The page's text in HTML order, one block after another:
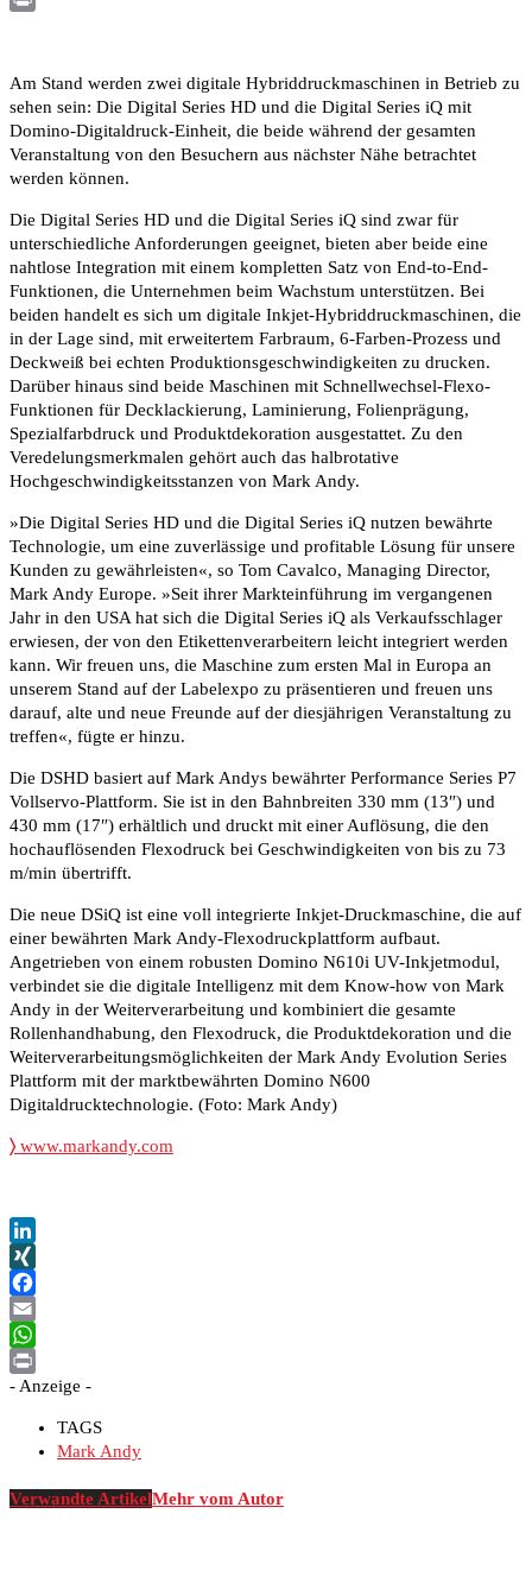
Am Stand werden zwei digitale Hybriddruckmaschinen in Betrieb zu
sehen sein: Die Digital Series HD und die Digital Series iQ mit
Domino-Digitaldruck-Einheit, die beide während der gesamten
Veranstaltung von den Besuchern aus nächster Nähe betrachtet
werden können.
Die Digital Series HD und die Digital Series iQ sind zwar für
unterschiedliche Anforderungen geeignet, bieten aber beide eine
nahtlose Integration mit einem kompletten Satz von End-to-End-
Funktionen, die Unternehmen beim Wachstum unterstützen. Bei
beiden handelt es sich um digitale Inkjet-Hybriddruckmaschinen, die
in der Lage sind, mit erweitertem Farbraum, 6-Farben-Prozess und
Deckweiß bei echten Produktionsgeschwindigkeiten zu drucken.
Darüber hinaus sind beide Maschinen mit Schnellwechsel-Flexo-
Funktionen für Decklackierung, Laminierung, Folienprägung,
Spezialfarbdruck und Produktdekoration ausgestattet. Zu den
Veredelungsmerkmalen gehört auch das halbrotative
Hochgeschwindigkeitsstanzen von Mark Andy.
»Die Digital Series HD und die Digital Series iQ nutzen bewährte
Technologie, um eine zuverlässige und profitable Lösung für unsere
Kunden zu gewährleisten«, so Tom Cavalco, Managing Director,
Mark Andy Europe. »Seit ihrer Markteinführung im vergangenen
Jahr in den USA hat sich die Digital Series iQ als Verkaufsschlager
erwiesen, der von den Etikettenverarbeitern leicht integriert werden
kann. Wir freuen uns, die Maschine zum ersten Mal in Europa an
unserem Stand auf der Labelexpo zu präsentieren und freuen uns
darauf, alte und neue Freunde auf der diesjährigen Veranstaltung zu
treffen«, fügte er hinzu.
Die DSHD basiert auf Mark Andys bewährter Performance Series P7
Vollservo-Plattform. Sie ist in den Bahnbreiten 330 mm (13″) und
430 mm (17″) erhältlich und druckt mit einer Auflösung, die den
hochauflösenden Flexodruck bei Geschwindigkeiten von bis zu 73
m/min übertrifft.
Die neue DSiQ ist eine voll integrierte Inkjet-Druckmaschine, die auf
einer bewährten Mark Andy-Flexodruckplattform aufbaut.
Angetrieben von einem robusten Domino N610i UV-Inkjetmodul,
verbindet sie die digitale Intelligenz mit dem Know-how von Mark
Andy in der Weiterverarbeitung und kombiniert die gesamte
Rollenhandhabung, den Flexodruck, die Produktdekoration und die
Weiterverarbeitungsmöglichkeiten der Mark Andy Evolution Series
Plattform mit der marktbewährten Domino N600
Digitaldrucktechnologie. (Foto: Mark Andy)
〉 www.markandy.com
LinkedIn
XING
Facebook
Email
WhatsApp
Print
- Anzeige -
TAGS
Mark Andy
Verwandte ArtikelMehr vom Autor